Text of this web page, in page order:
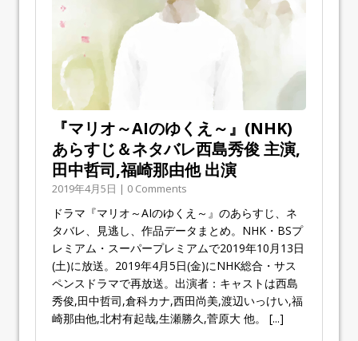
『マリオ～AIのゆくえ～』(NHK)
あらすじ＆ネタバレ西島秀俊 主演,
田中哲司,福崎那由他 出演
2019年4月5日 | 0 Comments
ドラマ『マリオ～AIのゆくえ～』のあらすじ、ネ
タバレ、見逃し、作品データまとめ。NHK・BSプ
レミアム・スーパープレミアムで2019年10月13日
(土)に放送。2019年4月5日(金)にNHK総合・サス
ペンスドラマで再放送。出演者：キャストは西島
秀俊,田中哲司,倉科カナ,西田尚美,渡辺いっけい,福
崎那由他,北村有起哉,生瀬勝久,菅原大 他。 [...]